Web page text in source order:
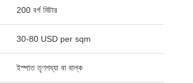
200 বর্গ মিটার
30-80 USD per sqm
ইস্পাত তৃণশয্যা বা বাল্ক